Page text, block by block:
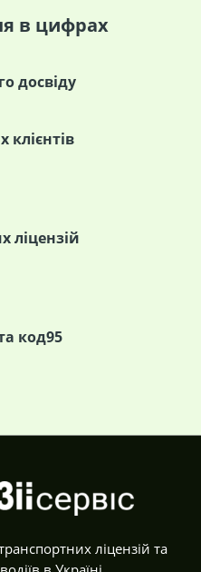
в цифрах
досвіду
клієнтів
ліцензій
код95
ліцензій та